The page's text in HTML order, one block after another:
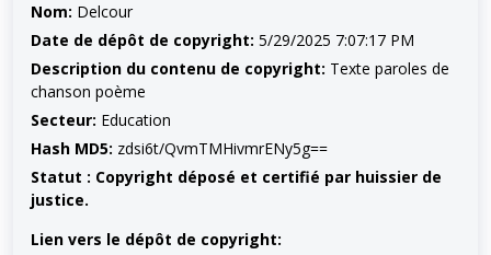
Nom: Delcour
Date de dépôt de copyright: 5/29/2025 7:07:17 PM
Description du contenu de copyright: Texte paroles de
chanson poème
Secteur: Education
Hash MD5: zdsi6t/QvmTMHivmrENy5g==
Statut : Copyright déposé et certifié par huissier de
justice.
Lien vers le dépôt de copyright: